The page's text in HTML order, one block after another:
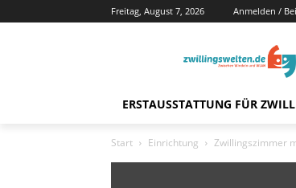
Freitag, August 7, 2026 Anmelden /
ERSTAUSSTATTUNG FÜR
Start Einrichtung Zwillingszimmer